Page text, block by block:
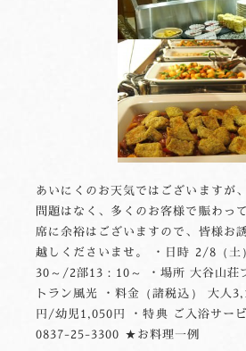
あいにくのお天気ではございますが
問題はなく、多くのお客様で賑わっ
席に余裕はございますので、皆様お
越しくださいませ。 ・日時 2/8（土
30～/2部13：10～ ・場所 大谷山荘
トラン風光 ・料金（諸税込） 大人
円/幼児1,050円 ・特典 ご入浴サー
0837-25-3300 ★お料理一例